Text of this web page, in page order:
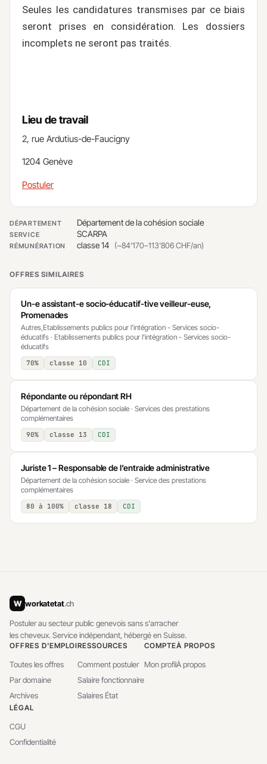
Seules les candidatures transmises par ce biais
seront prises en considération. Les dossiers
incomplets ne seront pas traités. ​​
Lieu de travail
​2, rue Ardutius-de-Faucigny​
1204 Genève
Postuler
DÉPARTEMENT Département de la cohésion sociale
SERVICE SCARPA
RÉMUNÉRATION classe 14 (~84'170–113'806 CHF/an)
OFFRES SIMILAIRES
Un-e assistant-e socio-éducatif-tive veilleur-euse,
Promenades
Autres,Etablissements publics pour l'intégration - Services socio-
éducatifs · Etablissements publics pour l'intégration - Services socio-
éducatifs
70% classe 10 CDI
Répondante ou répondant RH
Département de la cohésion sociale · Services des prestations
complémentaires
90% classe 13 CDI
Juriste 1 – Responsable de l’entraide administrative
Département de la cohésion sociale · Service des prestations
complémentaires
80 à 100% classe 18 CDI
W workatetat.ch
Postuler au secteur public genevois sans s'arracher
les cheveux. Service indépendant, hébergé en Suisse.
OFFRES D'EMPLOI
Toutes les offres
Par domaine
Archives
RESSOURCES
Comment postuler
Salaire fonctionnaire
Salaires État
COMPTE
Mon profil
À PROPOS
À propos
LÉGAL
CGU
Confidentialité